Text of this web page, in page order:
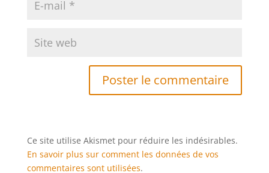
Ce site utilise Akismet pour réduire les indésirables.
En savoir plus sur comment les données de vos
commentaires sont utilisées.